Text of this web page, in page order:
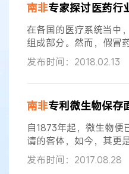
棒的外形商标。 Iffco的
两块一联和四块一联，
于奇巧的显著性
南非专家探讨医药行
在各国的医疗系统当中
组成部分。然而，假冒
题，并对当前的医疗制
民的宪法基本权利构成
些国家存在一定的文盲
的质量较之以往也确实
品的准确定义来讲，这
发布时间：2018.02.13
南非专利微生物保存
自1873年起，微生物便
请的客体，如今，其更
的重点领域。形成这种
物使用的生物发明数量在
发布时间：2017.08.28